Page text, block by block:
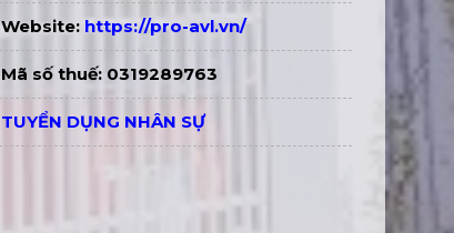
Website: https://pro-avl.vn/
Mã số thuế: 0319289763
TUYỂN DỤNG NHÂN SỰ